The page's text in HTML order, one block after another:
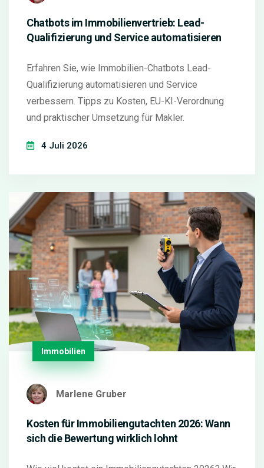
Chatbots im Immobilienvertrieb: Lead-
Qualifizierung und Service automatisieren
Erfahren Sie, wie Immobilien-Chatbots Lead-
Qualifizierung automatisieren und Service
verbessern. Tipps zu Kosten, EU-KI-Verordnung
und praktischer Umsetzung für Makler.
4 Juli 2026
Immobilien
Marlene Gruber
Kosten für Immobiliengutachten 2026: Wann
sich die Bewertung wirklich lohnt